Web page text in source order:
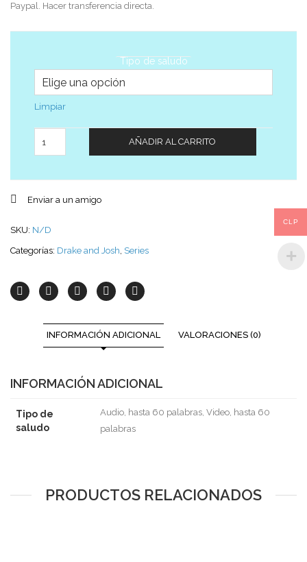
Paypal. Hacer transferencia directa.
Tipo de saludo
Limpiar
AÑADIR AL CARRITO
Enviar a un amigo
SKU: N/D
Categorías: Drake and Josh, Series
INFORMACIÓN ADICIONAL VALORACIONES (0)
INFORMACIÓN ADICIONAL
Tipo de
saludo
Audio, hasta 60 palabras, Video, hasta 60
palabras
PRODUCTOS RELACIONADOS
CLP